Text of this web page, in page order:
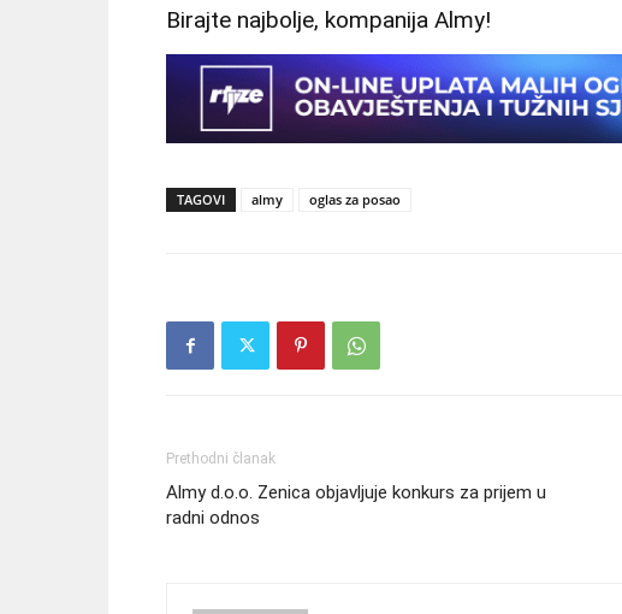
Birajte najbolje, kompanija Almy!
TAGOVI almy oglas za posao
Prethodni članak
Almy d.o.o. Zenica objavljuje konkurs za prijem u
radni odnos